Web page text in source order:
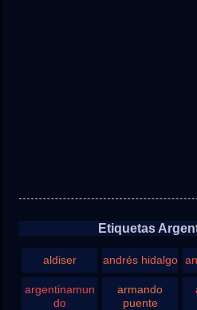
Etiquetas
aldiser andrés hidalgo
argentinamun
do
armando
puente